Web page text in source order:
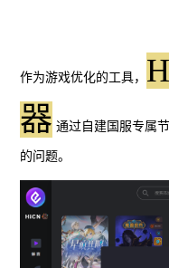
作为游戏优化的工具，
器 通过自建国服专属
的问题。